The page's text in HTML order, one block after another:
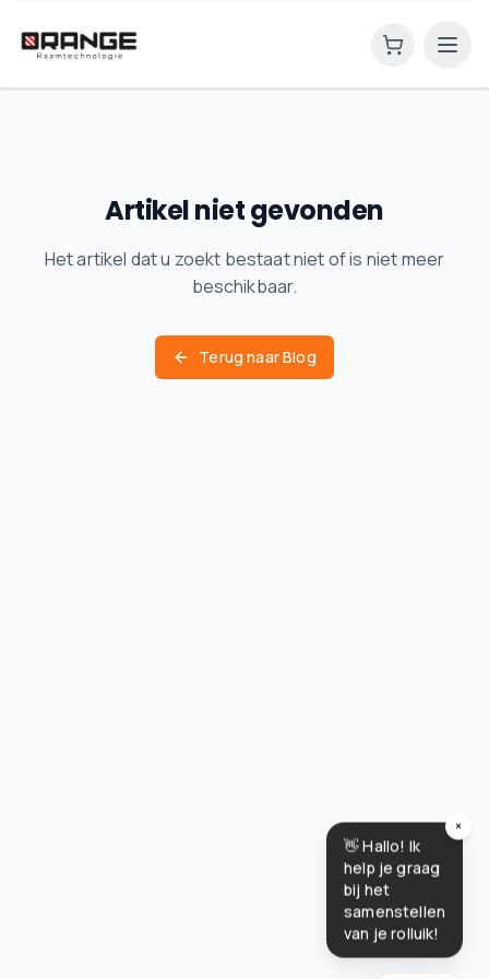
Artikel niet gevonden
Het artikel dat u zoekt bestaat niet of is niet meer
beschikbaar.
Terug naar Blog
👋 Hallo! Ik
help je graag
bij het
samenstellen
van je rolluik!
×